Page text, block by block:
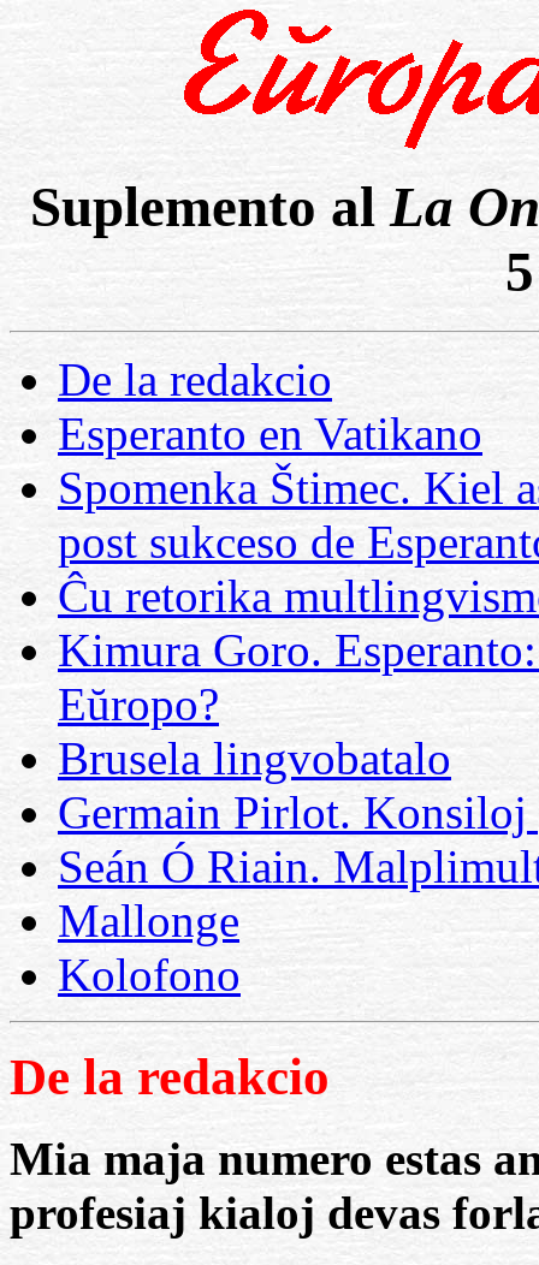
Suplemento alLa
De la redakcio
Esperanto en Vatikano
Spomenka Štimec. Kiel
post sukceso de
Ĉu retorika
Kimura Goro.
Eŭropo?
Brusela lingvobatalo
Germain Pirlot.
Seán Ó Riain.
Mallonge
Kolofono
De la redakcio
Mia maja numero estas
profesiaj kialoj devas